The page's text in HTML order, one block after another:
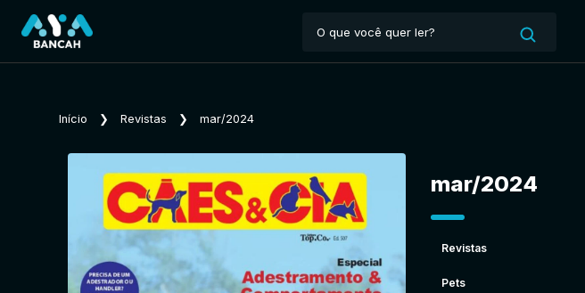
Início ❯ Revistas ❯ mar/2024
mar/2024
Revistas
Pets